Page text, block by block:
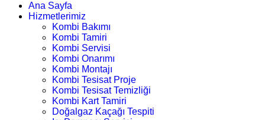
Ana Sayfa
Hizmetlerimiz
Kombi Bakımı
Kombi Tamiri
Kombi Servisi
Kombi Onarımı
Kombi Montajı
Kombi Tesisat Proje
Kombi Tesisat Temizliği
Kombi Kart Tamiri
Doğalgaz Kaçağı Tespiti